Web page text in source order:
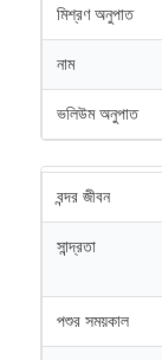
মিশ্রণ অনুপাত
নাম
ভলিউম অনুপাত
বন্দর জীবন
সান্দ্রতা
পশুর সময়কাল